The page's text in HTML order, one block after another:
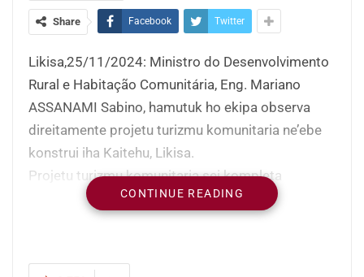
Share Facebook Twitter
Likisa,25/11/2024: Ministro do Desenvolvimento
Rural e Habitação Comunitária, Eng. Mariano
ASSANAMI Sabino, hamutuk ho ekipa observa
direitamente projetu turizmu komunitaria ne’ebe
konstrui iha Kaitehu, Likisa.
Projetu turizmu komunitaria sei kompleta
fasilidade hanesan, fatin ba hakiak ikan, fatin ba
kail ikan, Kafetaria, fatin divertimentu, foto spot,
Projetu ne’e finansia husi Ministeriu
CONTINUE READING